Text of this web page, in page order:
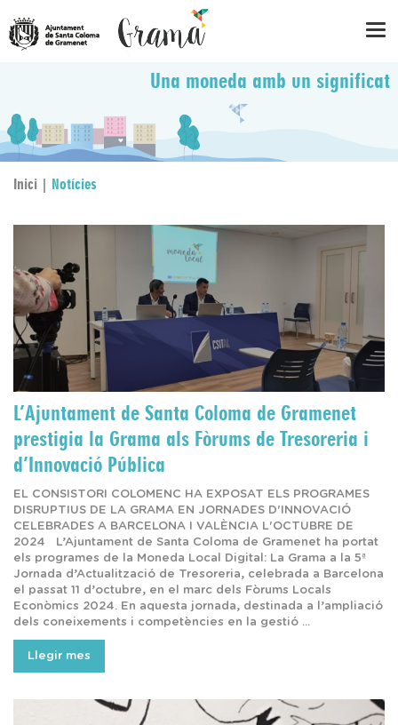
Una moneda amb un significat
Inici | Notícies
L’Ajuntament de Santa Coloma de Gramenet
prestigia la Grama als Fòrums de Tresoreria i
d’Innovació Pública
EL CONSISTORI COLOMENC HA EXPOSAT ELS PROGRAMES
DISRUPTIUS DE LA GRAMA EN JORNADES D'INNOVACIÓ
CELEBRADES A BARCELONA I VALÈNCIA L'OCTUBRE DE
2024 L’Ajuntament de Santa Coloma de Gramenet ha portat
els programes de la Moneda Local Digital: La Grama a la 5ª
Jornada d’Actualització de Tresoreria, celebrada a Barcelona
el passat 11 d’octubre, en el marc dels Fòrums Locals
Econòmics 2024. En aquesta jornada, destinada a l’ampliació
dels coneixements i competències en la gestió ...
Llegir mes